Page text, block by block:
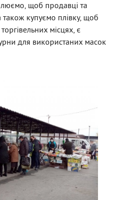
щоб продавці та
також купуємо плівку, щоб
місцях, є
для використаних масок